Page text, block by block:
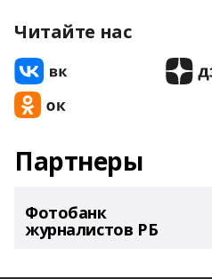
Читайте нас
Партнеры
Фотобанк
журналистов РБ